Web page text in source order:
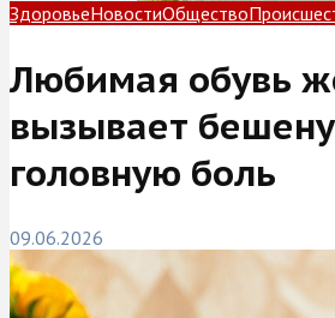
ЗдоровьеНовостиОбщество
Любимая обувь
вызывает
головную боль
09.06.2026